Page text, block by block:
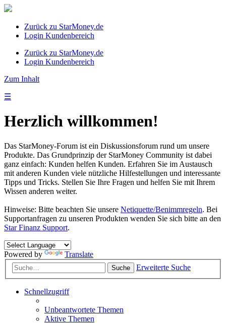
Zurück zu StarMoney.de
Login Kundenbereich
Zurück zu StarMoney.de
Login Kundenbereich
Zum Inhalt
☰
Herzlich willkommen!
Das StarMoney-Forum ist ein Diskussionsforum rund um unsere
Produkte. Das Grundprinzip der StarMoney Community ist dabei
ganz einfach: Kunden helfen Kunden. Erfahren Sie im Austausch
mit anderen Kunden viele nützliche Hilfestellungen und interessante
Tipps und Tricks. Stellen Sie Ihre Fragen und helfen Sie mit Ihrem
Wissen anderen weiter.
Hinweise: Bitte beachten Sie unsere Netiquette/Benimmregeln. Bei
Supportanfragen zu unseren Produkten wenden Sie sich bitte an den
Star Finanz Support.
Powered by Translate
Suche Erweiterte Suche
Schnellzugriff
Unbeantwortete Themen
Aktive Themen